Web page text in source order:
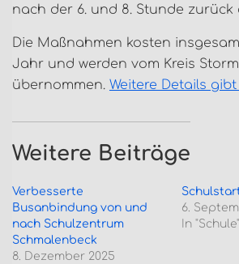
nach der 6. und 8. Stunde zurück
Die Maßnahmen kosten
Jahr und werden vom Kreis
übernommen. Weitere Details gibt
Weitere Beiträge
Verbesserte
Busanbindung von und
nach Schulzentrum
Schmalenbeck
8. Dezember 2025
6.
In "Schule"